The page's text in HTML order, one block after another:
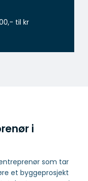
til kr
i
som tar
et byggeprosjekt